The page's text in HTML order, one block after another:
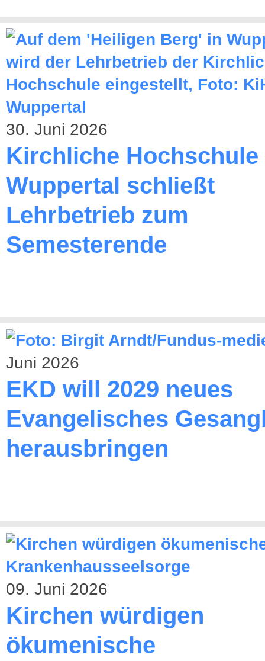
30. Juni 2026
Kirchliche Hochschule
Wuppertal schließt
Lehrbetrieb zum
Semesterende
Juni 2026
EKD will 2029 neues
Evangelisches
herausbringen
09. Juni 2026
Kirchen würdigen
ökumenische